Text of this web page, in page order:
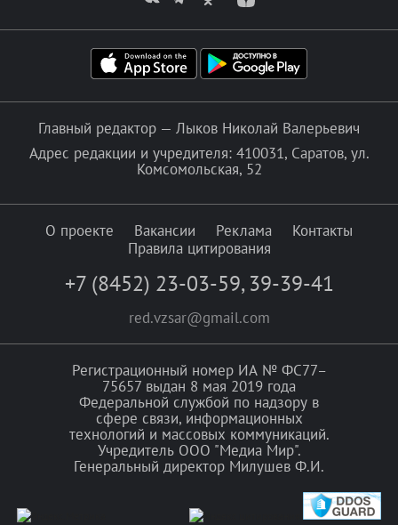
Главный редактор — Лыков Николай Валерьевич
Адрес редакции и учредителя: 410031, Саратов, ул.
Комсомольская, 52
О проекте Вакансии Реклама
Контакты
Правила цитирования
+7 (8452) 23-03-59, 39-39-41
red.vzsar@gmail.com
Регистрационный номер ИА № ФС77–
75657 выдан 8 мая 2019 года
Федеральной службой по надзору в
сфере связи, информационных
технологий и массовых коммуникаций.
Учредитель ООО "Медиа Мир".
Генеральный директор Милушев Ф.И.